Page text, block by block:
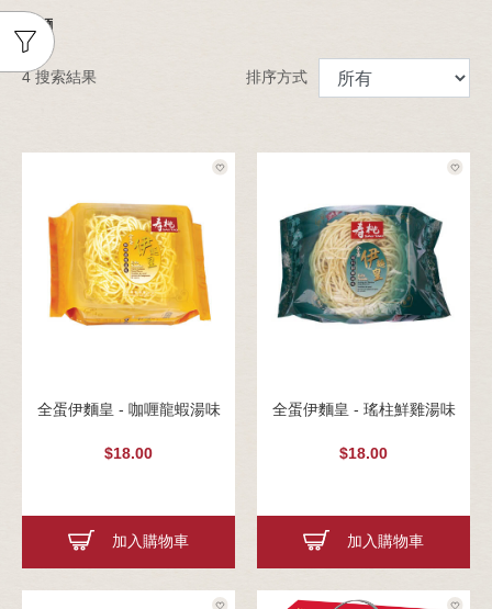
伊麵
4 搜索結果 排序方式
全蛋伊麵皇 - 咖喱龍蝦湯味
$18.00
加入購物車
全蛋伊麵皇 - 瑤柱鮮雞湯味
$18.00
加入購物車